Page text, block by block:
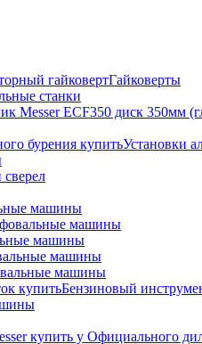
Гайковерты
станки
Установки
сверел
машины
машины
машины
машины
машины
Бензиновый